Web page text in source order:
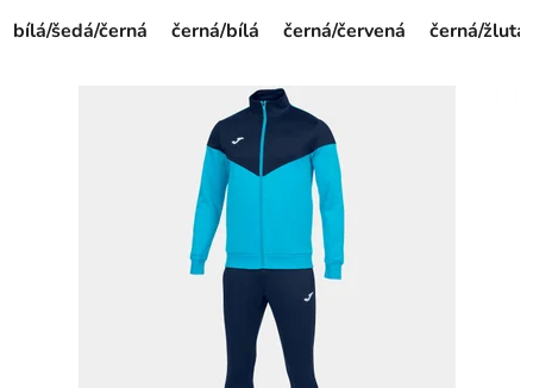
bílá/šedá/černá černá/bílá černá/červená černá/žlutá